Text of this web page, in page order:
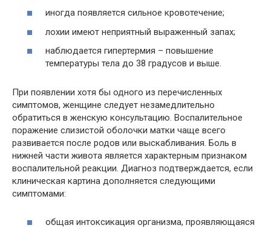
иногда появляется сильное кровотечение;
лохии имеют неприятный выраженный запах;
наблюдается гипертермия – повышение
температуры тела до 38 градусов и выше.
При появлении хотя бы одного из перечисленных
симптомов, женщине следует незамедлительно
обратиться в женскую консультацию. Воспалительное
поражение слизистой оболочки матки чаще всего
развивается после родов или выскабливания. Боль в
нижней части живота является характерным признаком
воспалительной реакции. Диагноз подтверждается, если
клиническая картина дополняется следующими
симптомами:
общая интоксикация организма, проявляющаяся